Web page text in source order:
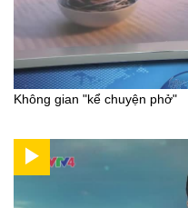
Không gian "kể chuyện phở"